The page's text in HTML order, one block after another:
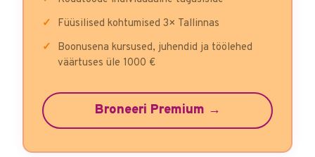
Füüsilised kohtumised 3× Tallinnas
Boonusena kursused, juhendid ja töölehed
väärtuses üle 1000 €
Broneeri Premium →